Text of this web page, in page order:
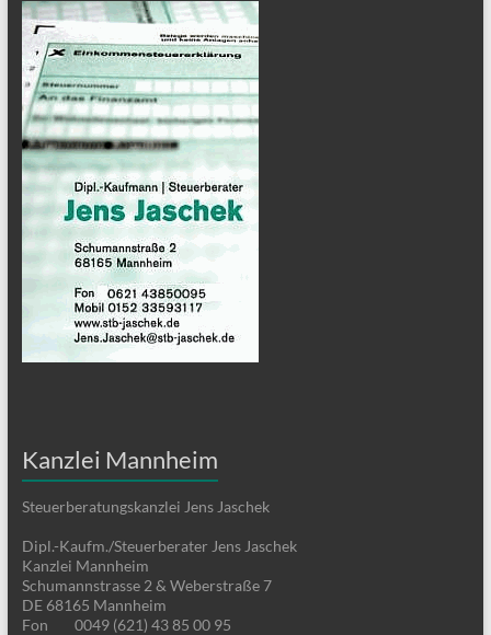
Kanzlei Mannheim
Steuerberatungskanzlei Jens Jaschek
Dipl.-Kaufm./Steuerberater Jens Jaschek
Kanzlei Mannheim
Schumannstrasse 2 & Weberstraße 7
DE 68165 Mannheim
Fon
0049 (621) 43 85 00 95